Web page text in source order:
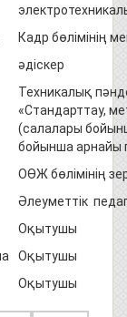
Кадр бөлімінің
әдіскер
Техникалық
«Стандарттау,
(салалары
бойынша арнайы
ОӨЖ бөлімінің
Әлеуметтік
Оқытушы
Оқытушы
Оқытушы